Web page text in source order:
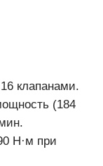
клапанами.
(184
Н·м при